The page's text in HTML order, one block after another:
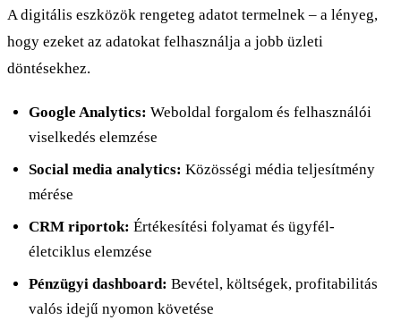
A digitális eszközök rengeteg adatot termelnek – a lényeg,
hogy ezeket az adatokat felhasználja a jobb üzleti
döntésekhez.
Google Analytics: Weboldal forgalom és felhasználói
viselkedés elemzése
Social media analytics: Közösségi média teljesítmény
mérése
CRM riportok: Értékesítési folyamat és ügyfél-
életciklus elemzése
Pénzügyi dashboard: Bevétel, költségek, profitabilitás
valós idejű nyomon követése